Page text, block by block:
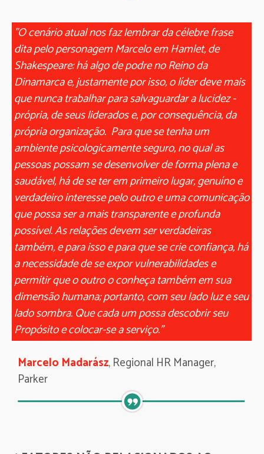
"O cenário atual nos faz lembrar da célebre frase
dita pelo personagem Marcelo em Hamlet, de
Shakespeare: há algo de podre no Reino da
Dinamarca e, justamente por isso, o líder deve mais
que nunca trabalhar para salvaguardar a lucidez -
própria, de seus liderados e, por consequência, da
própria organização. Para que se tenha um
ambiente psicologicamente seguro, no qual as
pessoas possam se desenvolver de forma plena e
saudável, há de se ter em primeiro lugar, genuíno e
verdadeiro interesse pelo outro e uma comunicação
que possa ser a mais transparente e profunda
possível. As relações devem ser verdadeiras
também, e para isso e para que se crie confiança, há
a necessidade de se expor vulnerabilidades e
permitir que o outro o conheça também em sua
dimensão humana; portanto, com seu lado luz e seu
lado sombra. Que cada um possa descobrir seu
Propósito e colocar-se a serviço."
Marcelo Madarász, Regional HR Manager,
Parker